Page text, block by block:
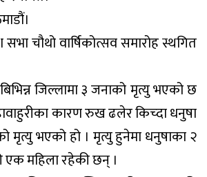
चौथो वार्षिकोत्सव समारोह स्थगित
जिल्लामा ३ जनाको मृत्यु भएको छ
कारण रुख ढलेर किच्दा धनुषा
मृत्यु भएको हो । मृत्यु हुनेमा धनुषाका २
एक महिला रहेकी छन् ।